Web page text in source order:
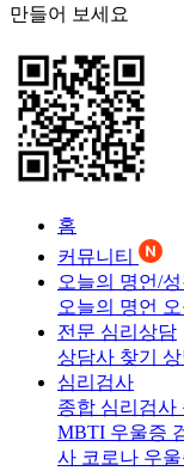
만들어 보세요
홈
커뮤니티
오늘의 명언/성
오늘의 명언
전문 심리상담
상담사 찾기 상
심리검사
종합 심리검사
MBTI 우울증
사 코로나 우